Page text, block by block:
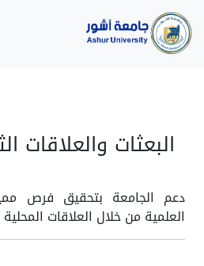
البعثات والعلاقات
دعم الجامعة بتحقيق فرص
العلمية من خلال العلاقات